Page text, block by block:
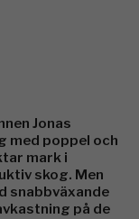
Jonas
med poppel och
mark i
skog. Men
snabbväxande
på de